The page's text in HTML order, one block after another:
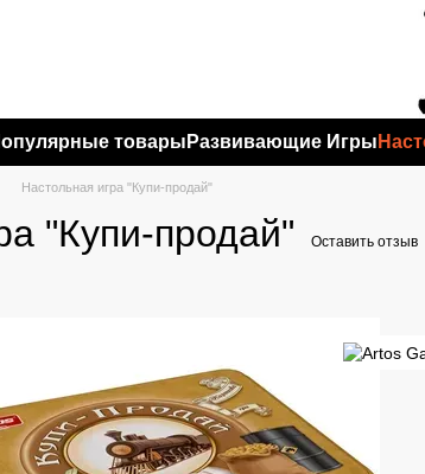
товары Развивающие Игры
Настольная игра "Купи-продай"
"Купи-продай" Оставить отзыв